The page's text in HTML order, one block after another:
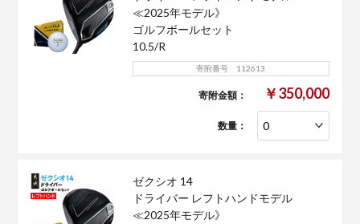
≪2025年モデル》
ゴルフボールセット
10.5/R
寄附番号 112613
寄附金額： ￥350,000
数量：
ゼクシオ 14
ドライバー レフトハンドモデル
≪2025年モデル》